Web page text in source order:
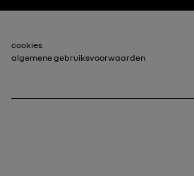
Voettekst_2
cookies
algemene gebruiksvoorwaarden